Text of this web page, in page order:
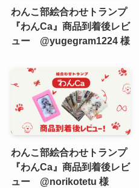
わんこ部絵合わせトランプ
『わんCa』商品到着後レビ
ュー @yugegram1224 様
わんこ部絵合わせトランプ
『わんCa』商品到着後レビ
ュー @norikotetu 様